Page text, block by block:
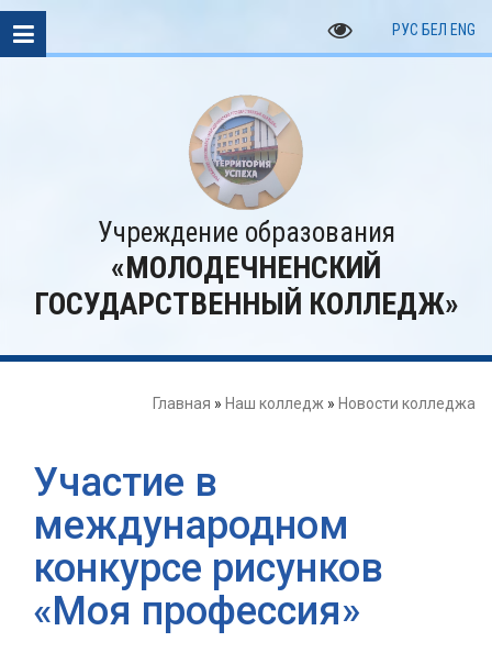
РУС БЕЛ ENG
Учреждение образования
«МОЛОДЕЧНЕНСКИЙ
ГОСУДАРСТВЕННЫЙ КОЛЛЕДЖ»
Главная » Наш колледж » Новости колледжа
Участие в
международном
конкурсе рисунков
«Моя профессия»